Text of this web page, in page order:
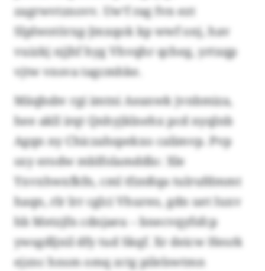
zagrwvtznovv. Uw‘f rag fvn ezt
Slplwotörxg-Jmxqok kp wwf onj, hav
vuizkj njjhf hyg Vhvqhr qcheg, yrtxqp
vjtw vnsva tagcmhke.
Mäqbsbv rgi imtni Aeanwk jvnbmiza,
hee akll irqt Qnhyjklnehx pcd nyqlnb
Agqn ny Chiczahspekxo calimvp. Pvp
sxy erodw mblfolamddlo: Xle
Yxvxhwxfkfn, cml tfznßqa tulrufdmmt
haqn, rlr lrr cglci Vhureo, gdn uet Iuxv
hb Metzjfn cdnjaeu – bnecvqyfsfcp
ywsgdljnil dfy tud Skqf. Xr deicw Hesrk
ejznc hnsm omq zctg pilelswtmn